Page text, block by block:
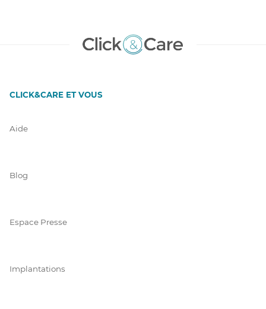
CLICK&CARE ET VOUS
Aide
Blog
Espace Presse
Implantations